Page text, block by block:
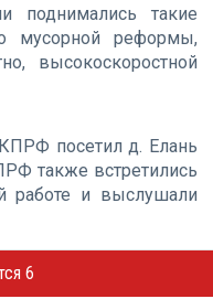
поднимались такие
мусорной реформы,
высокоскоростной
посетил д. Елань
также встретились
работе и выслушали
6